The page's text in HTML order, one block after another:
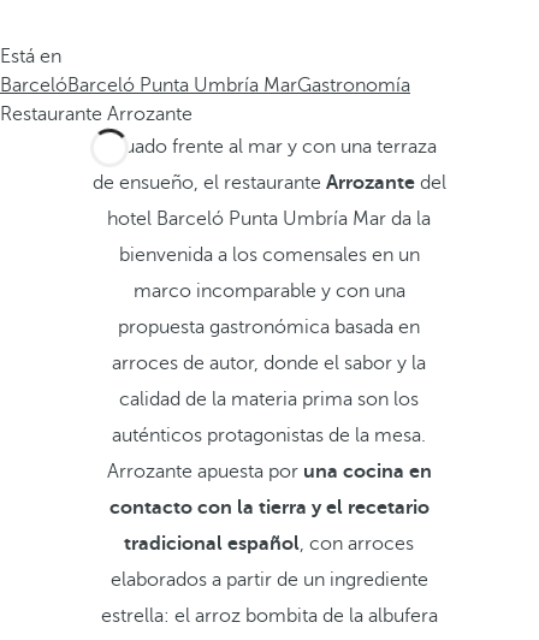
Está en
BarcelóBarceló Punta Umbría MarGastronomía
Restaurante Arrozante
Situado frente al mar y con una terraza
de ensueño, el restaurante Arrozantedel
hotel Barceló Punta Umbría Mar da la
bienvenida a los comensales en un
marco incomparable y con una
propuesta gastronómica basada en
arroces de autor, donde el sabor y la
calidad de la materia prima son los
auténticos protagonistas de la mesa.
Arrozante apuesta por una cocina en
contacto con la tierra y el recetario
tradicional español, con arroces
elaborados a partir de un ingrediente
estrella: el arroz bombita de la albufera